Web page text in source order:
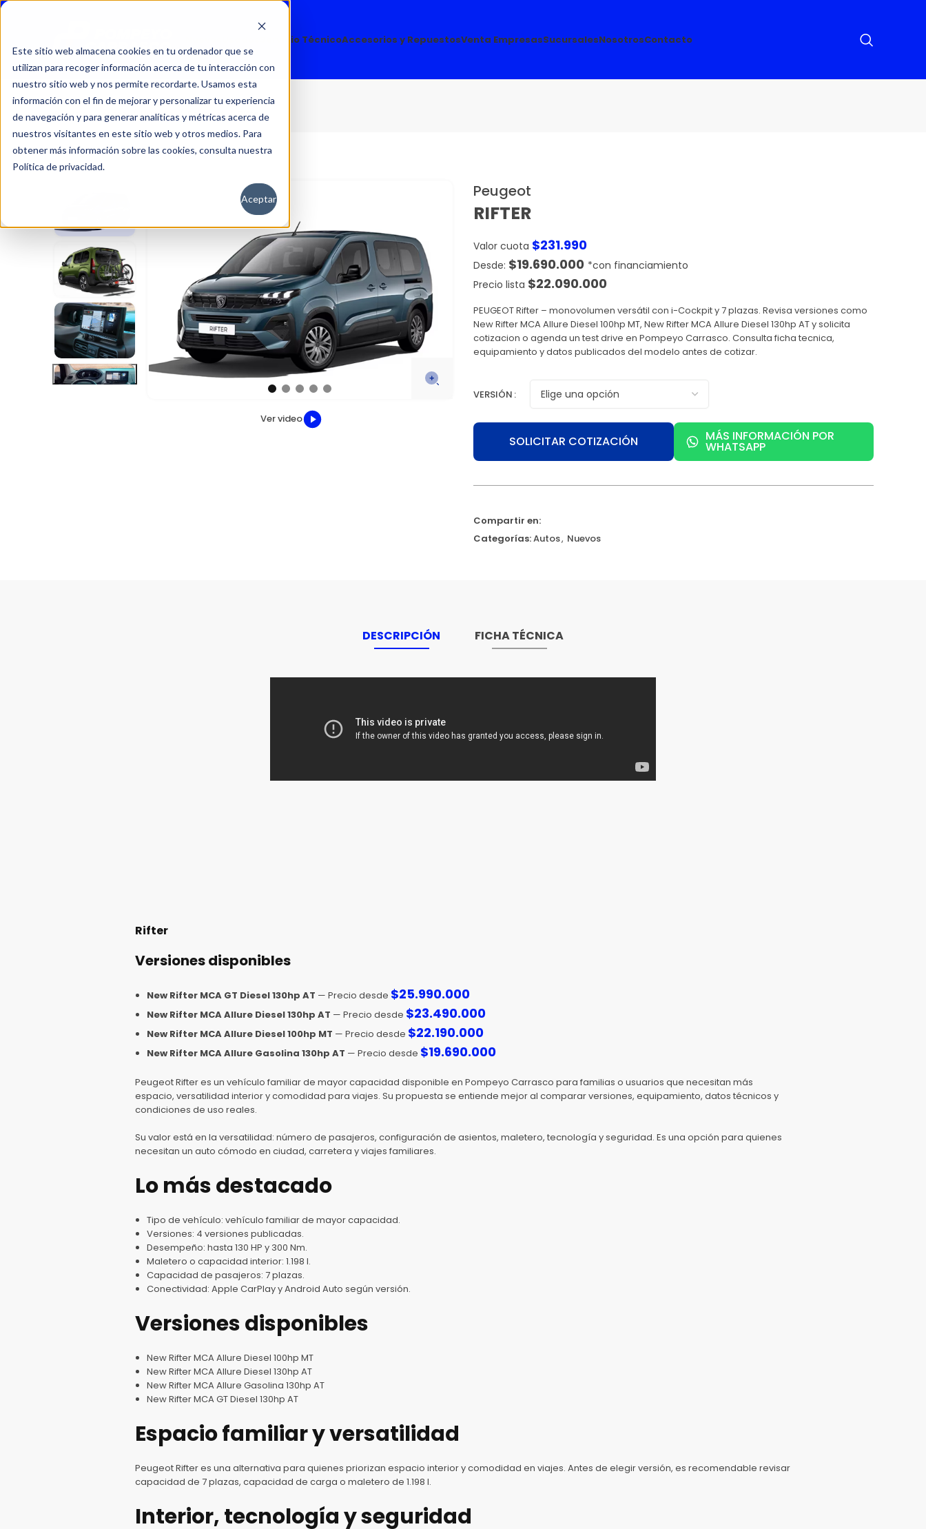
Este sitio web almacena cookies en tu ordenador que se
utilizan para recoger información acerca de tu interacción con
nuestro sitio web y nos permite recordarte. Usamos esta
información con el fin de mejorar y personalizar tu experiencia
de navegación y para generar analíticas y métricas acerca de
nuestros visitantes en este sitio web y otros medios. Para
obtener más información sobre las cookies, consulta nuestra
Política de privacidad.
Aceptar
Servicio TécnicoAccesorios y RepuestosVenta EmpresasSucursalesNosotrosContacto
Inicio Autos Nuevos Peugeot Rifter
Ver video
Peugeot
RIFTER
Valor cuota $231.990
$19.690.000
Precio lista $22.090.000
PEUGEOT Rifter – monovolumen versátil con i-Cockpit y 7 plazas. Revisa versiones como
New Rifter MCA Allure Diesel 100hp MT, New Rifter MCA Allure Diesel 130hp AT y solicita
cotizacion o agenda un test drive en Pompeyo Carrasco. Consulta ficha tecnica,
equipamiento y datos publicados del modelo antes de cotizar.
VERSIÓN
SOLICITAR COTIZACIÓN MÁS INFORMACIÓN POR
WHATSAPP
Compartir en:
Categorías:Autos, Nuevos
DESCRIPCIÓN FICHA TÉCNICA
Rifter
Versiones disponibles
New Rifter MCA GT Diesel 130hp AT — Precio desde $25.990.000
New Rifter MCA Allure Diesel 130hp AT — Precio desde $23.490.000
New Rifter MCA Allure Diesel 100hp MT — Precio desde $22.190.000
New Rifter MCA Allure Gasolina 130hp AT — Precio desde $19.690.000
Peugeot Rifter es un vehículo familiar de mayor capacidad disponible en Pompeyo Carrasco para familias o usuarios que necesitan más
espacio, versatilidad interior y comodidad para viajes. Su propuesta se entiende mejor al comparar versiones, equipamiento, datos técnicos y
condiciones de uso reales.
Su valor está en la versatilidad: número de pasajeros, configuración de asientos, maletero, tecnología y seguridad. Es una opción para quienes
necesitan un auto cómodo en ciudad, carretera y viajes familiares.
Lo más destacado
Tipo de vehículo: vehículo familiar de mayor capacidad.
Versiones: 4 versiones publicadas.
Desempeño: hasta 130 HP y 300 Nm.
Maletero o capacidad interior: 1.198 l.
Capacidad de pasajeros: 7 plazas.
Conectividad: Apple CarPlay y Android Auto según versión.
Versiones disponibles
New Rifter MCA Allure Diesel 100hp MT
New Rifter MCA Allure Diesel 130hp AT
New Rifter MCA Allure Gasolina 130hp AT
New Rifter MCA GT Diesel 130hp AT
Espacio familiar y versatilidad
Peugeot Rifter es una alternativa para quienes priorizan espacio interior y comodidad en viajes. Antes de elegir versión, es recomendable revisar
capacidad de 7 plazas, capacidad de carga o maletero de 1.198 l.
Interior, tecnología y seguridad